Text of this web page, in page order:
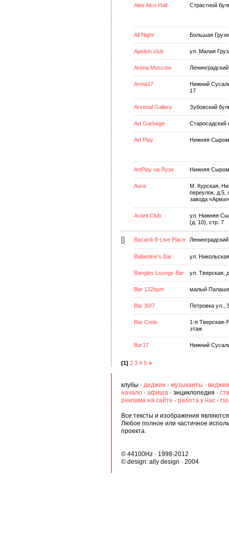
Alex Alco Hall Страстной
All Night Большая
Apelsin club ул. Малая
Arena Moscow
Arma17
Нижний
17
Arsenal Gallery Зубовский
Art Garbage Старосадский
Art Play Нижняя
ArtPlay на Яузе Нижняя
Aura
М. Курская,
переулок, д.5,
завода «Арма»
Avant Club
ул. Нижняя
(д. 10), стр. 7
Bacardi B-Live Place
Ballantine's Bar ул.
Bangles Lounge Bar ул. Тверская,
Bar 132bpm малый
Bar 30/7 Петровка ул.,
Bar Code
1-я Тверская-
этаж
Bar17 Нижний
[1] 2 3 4 5
клубы · диджеи · музыканты · виджеи
начало · афиша · энциклопедия ·
реклама на сайте · работа у нас ·
Все тексты и изображения
Любое полное или частичное
проекта.
© 44100Hz · 1998-2012
© design: ally design · 2004